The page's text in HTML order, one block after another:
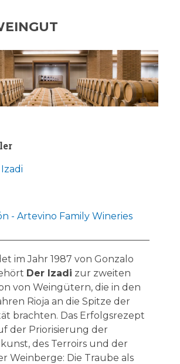
- Artevino Family Wineries
im Jahr 1987 von Gonzalo
Der Izadi zur zweiten
von Weingütern, die in den
Rioja an die Spitze der
brachten. Das Erfolgsrezept
der Priorisierung der
des Terroirs und der
Weinberge: Die Traube als